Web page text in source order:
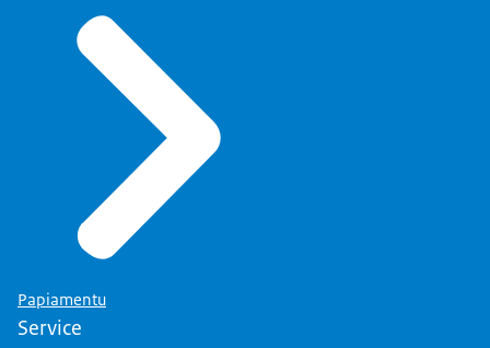
Papiamentu
Service